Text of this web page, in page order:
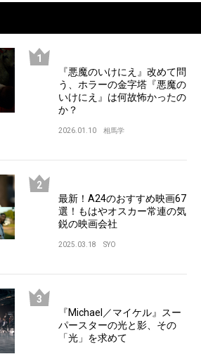
『悪魔のいけにえ』改めて問
う、ホラーの金字塔『悪魔の
いけにえ』は何故怖かったの
か？
2026.01.10 相馬学
最新！A24のおすすめ映画67
選！もはやオスカー常連の気
鋭の映画会社
2025.03.18 SYO
『Michael／マイケル』スー
パースターの光と影、その
「光」を求めて